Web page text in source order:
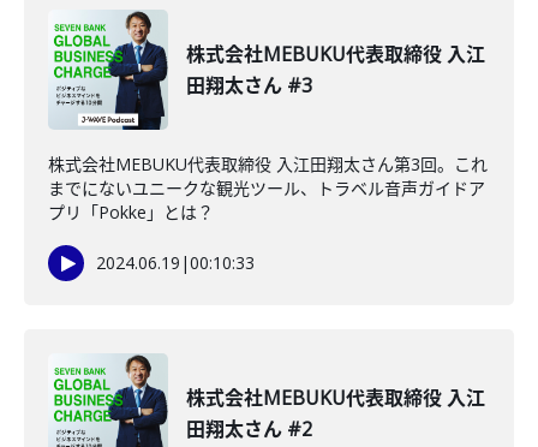
株式会社MEBUKU代表取締役 入江
田翔太さん #3
株式会社MEBUKU代表取締役 入江田翔太さん第3回。これ
までにないユニークな観光ツール、トラベル音声ガイドア
プリ「Pokke」とは？
2024.06.19 |00:10:33
株式会社MEBUKU代表取締役 入江
田翔太さん #2